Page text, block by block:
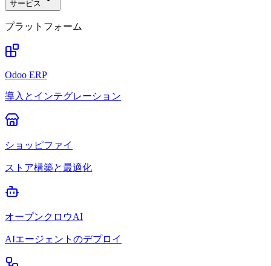
サービス
プラットフォーム
Odoo ERP
導入とインテグレーション
ショッピファイ
ストア構築と最適化
オープンクロウAI
AIエージェントのデプロイ